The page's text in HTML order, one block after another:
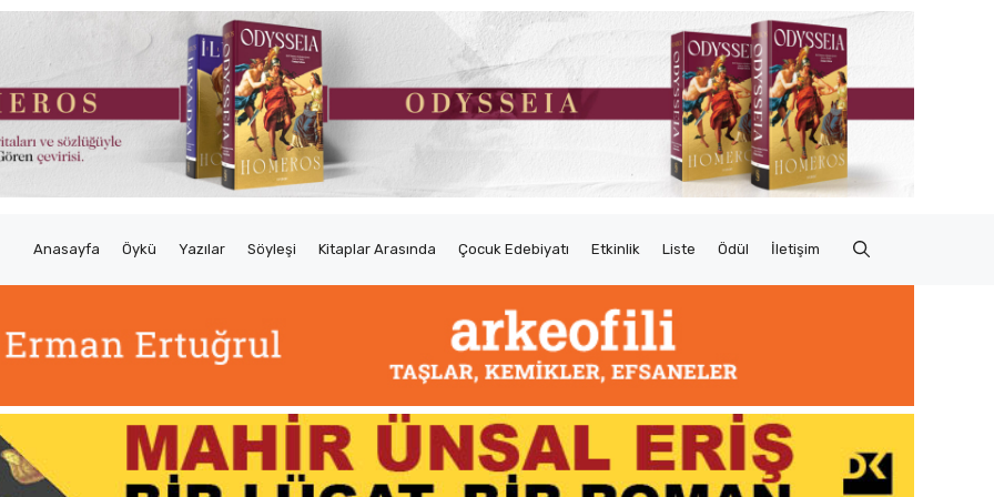
Anasayfa Öykü Yazılar Söyleşi Kitaplar Arasında Çocuk Edebiyatı Etkinlik Liste Ödül İletişim